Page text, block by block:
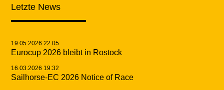
Letzte News
19.05.2026 22:05
Eurocup 2026 bleibt in Rostock
16.03.2026 19:32
Sailhorse-EC 2026 Notice of Race